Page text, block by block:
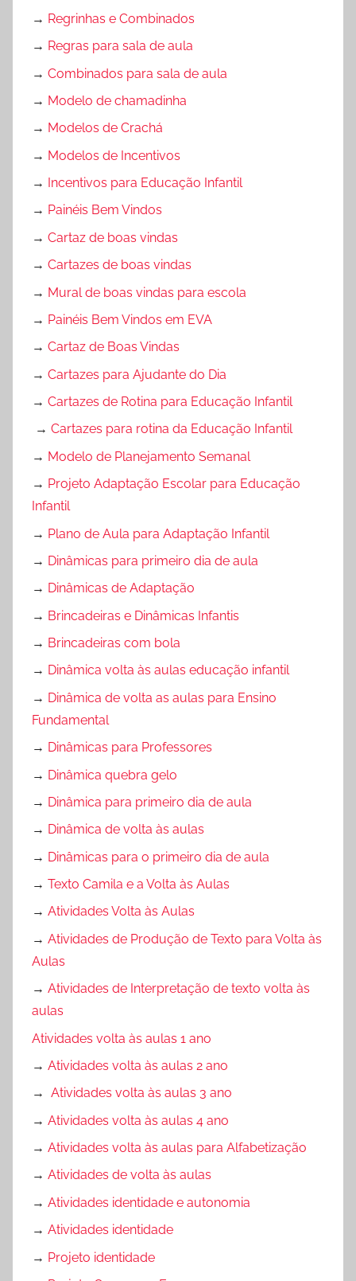
→ Regrinhas e Combinados
→ Regras para sala de aula
→ Combinados para sala de aula
→ Modelo de chamadinha
→ Modelos de Crachá
→ Modelos de Incentivos
→ Incentivos para Educação Infantil
→ Painéis Bem Vindos
→ Cartaz de boas vindas
→ Cartazes de boas vindas
→ Mural de boas vindas para escola
→ Painéis Bem Vindos em EVA
→ Cartaz de Boas Vindas
→ Cartazes para Ajudante do Dia
→ Cartazes de Rotina para Educação Infantil
→ Cartazes para rotina da Educação Infantil
→ Modelo de Planejamento Semanal
→ Projeto Adaptação Escolar para Educação
Infantil
→ Plano de Aula para Adaptação Infantil
→ Dinâmicas para primeiro dia de aula
→ Dinâmicas de Adaptação
→ Brincadeiras e Dinâmicas Infantis
→ Brincadeiras com bola
→ Dinâmica volta às aulas educação infantil
→ Dinâmica de volta as aulas para Ensino
Fundamental
→ Dinâmicas para Professores
→ Dinâmica quebra gelo
→ Dinâmica para primeiro dia de aula
→ Dinâmica de volta às aulas
→ Dinâmicas para o primeiro dia de aula
→ Texto Camila e a Volta às Aulas
→ Atividades Volta às Aulas
→ Atividades de Produção de Texto para Volta às
Aulas
→ Atividades de Interpretação de texto volta às
aulas
Atividades volta às aulas 1 ano
→ Atividades volta às aulas 2 ano
→ Atividades volta às aulas 3 ano
→ Atividades volta às aulas 4 ano
→ Atividades volta às aulas para Alfabetização
→ Atividades de volta às aulas
→ Atividades identidade e autonomia
→ Atividades identidade
→ Projeto identidade